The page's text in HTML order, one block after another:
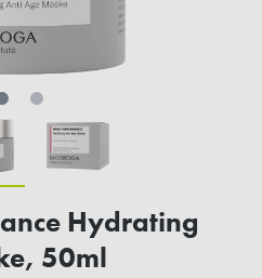
Hydrating
50ml